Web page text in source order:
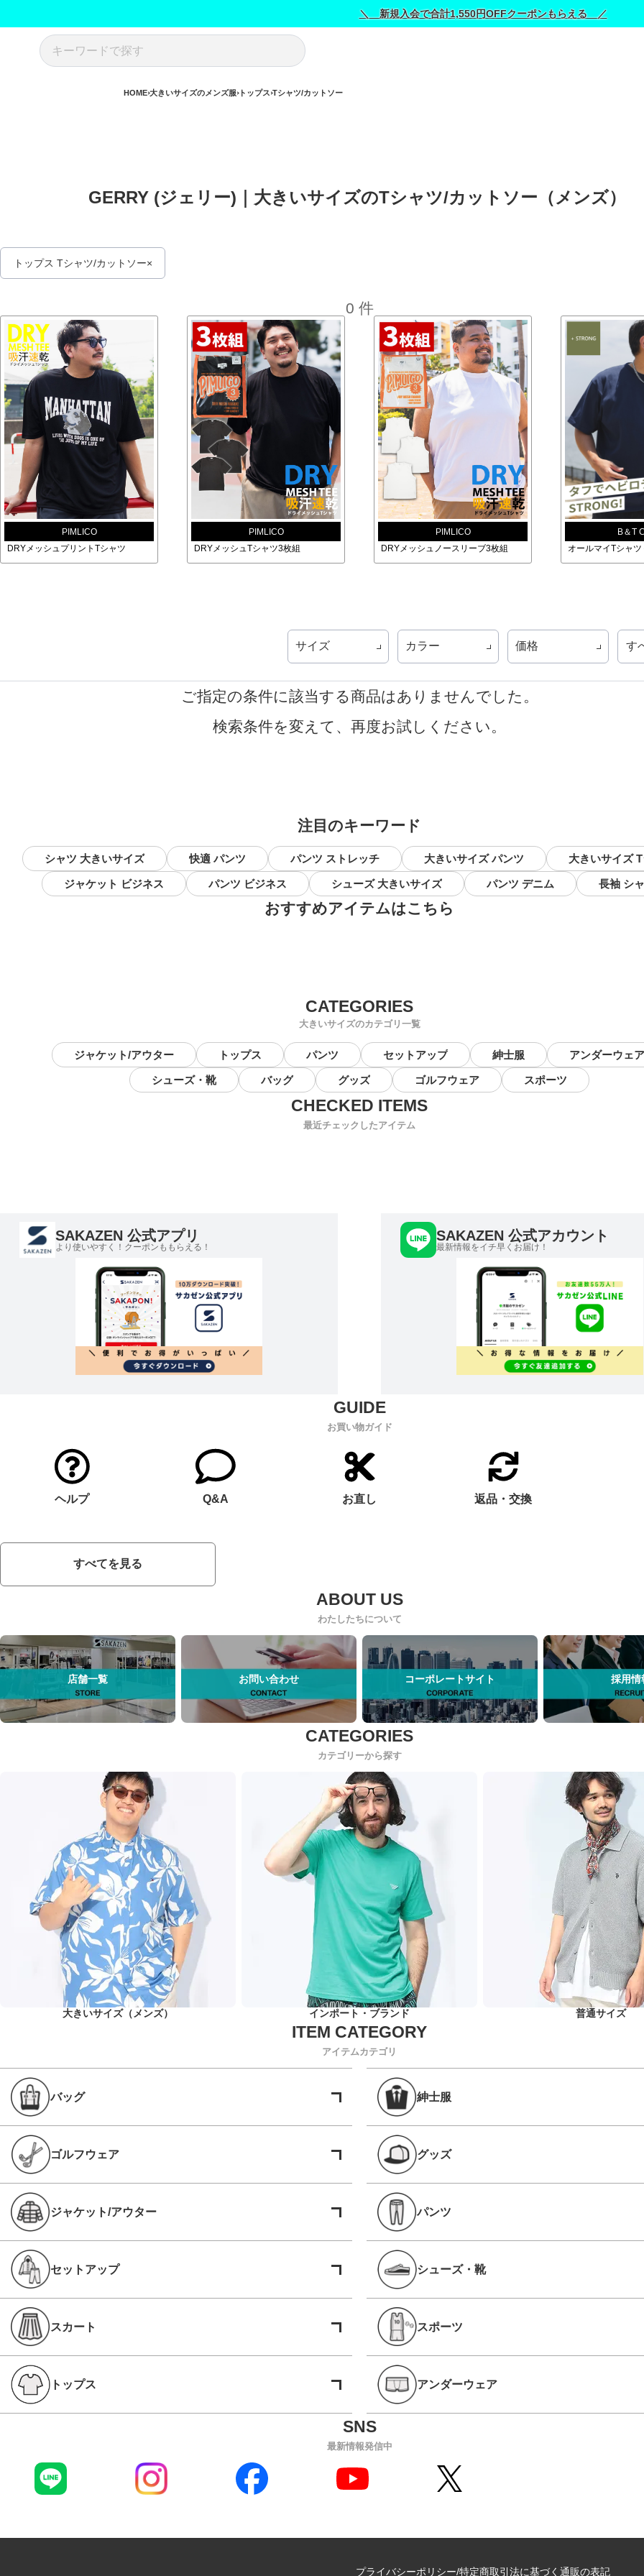
＼ 新規入会で合計1,550円OFFクーポンもらえる ／
HOME 大きいサイズのメンズ服 トップス Tシャツ/カットソー
GERRY (ジェリー)｜大きいサイズのTシャツ/カットソー（メンズ）
トップス Tシャツ/カットソー
0 件
PIMLICO
DRYメッシュプリントTシャツ
PIMLICO
DRYメッシュTシャツ3枚組
PIMLICO
DRYメッシュノースリーブ3枚組
B＆T
オールマイTシャ
サイズ カラー 価格 す
ご指定の条件に該当する商品はありませんでした。
検索条件を変えて、再度お試しください。
注目のキーワード
シャツ 大きいサイズ 快適 パンツ パンツ ストレッチ 大きいサイズ パンツ 大きいサイズ
ジャケット ビジネス パンツ ビジネス シューズ 大きいサイズ パンツ デニム 長袖 シ
おすすめアイテムはこちら
大きいサイズのカテゴリ一覧
ジャケット/アウター トップス パンツ セットアップ 紳士服 アンダーウェア
シューズ・靴 バッグ グッズ ゴルフウェア スポーツ
最近チェックしたアイテム
SAKAZEN 公式アプリ
より使いやすく！クーポンももらえる！
SAKAZEN 公式アカウント
最新情報をイチ早くお届け！
お買い物ガイド
ヘルプ Q&A お直し 返品・交換
すべてを見る
わたしたちについて
店舗一覧 お問い合わせ コーポレートサイト 採用情
カテゴリーから探す
大きいサイズ（メンズ） インポート・ブランド 普通サイズ
アイテムカテゴリ
バッグ 紳士服
ゴルフウェア グッズ
ジャケット/アウター パンツ
セットアップ シューズ・靴
スカート スポーツ
トップス アンダーウェア
最新情報発信中
プライバシーポリシー 特定商取引法に基づく通販の表記